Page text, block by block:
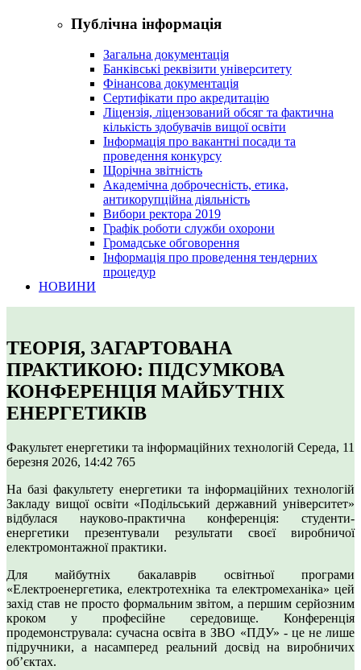
Публічна інформація
Загальна документація
Банківські реквізити університету
Фінансова документація
Сертифікати про акредитацію
Ліцензія, ліцензований обсяг та фактична
кількість здобувачів вищої освіти
Інформація про вакантні посади та
проведення конкурсу
Щорічна звітність
Академічна доброчесність, етика,
антикорупційна діяльність
Вибори ректора 2019
Графік роботи служби охорони
Громадське обговорення
Інформація про проведення тендерних
процедур
НОВИНИ
ТЕОРІЯ, ЗАГАРТОВАНА
ПРАКТИКОЮ: ПІДСУМКОВА
КОНФЕРЕНЦІЯ МАЙБУТНІХ
ЕНЕРГЕТИКІВ
Факультет енергетики та інформаційних технологій Середа, 11
березня 2026, 14:42 765
На базі факультету енергетики та інформаційних технологій
Закладу вищої освіти «Подільський державний університет»
відбулася науково-практична конференція: студенти-
енергетики презентували результати своєї виробничої
електромонтажної практики.
Для майбутніх бакалаврів освітньої програми
«Електроенергетика, електротехніка та електромеханіка» цей
захід став не просто формальним звітом, а першим серйозним
кроком у професійне середовище. Конференція
продемонструвала: сучасна освіта в ЗВО «ПДУ» - це не лише
підручники, а насамперед реальний досвід на виробничих
об’єктах.